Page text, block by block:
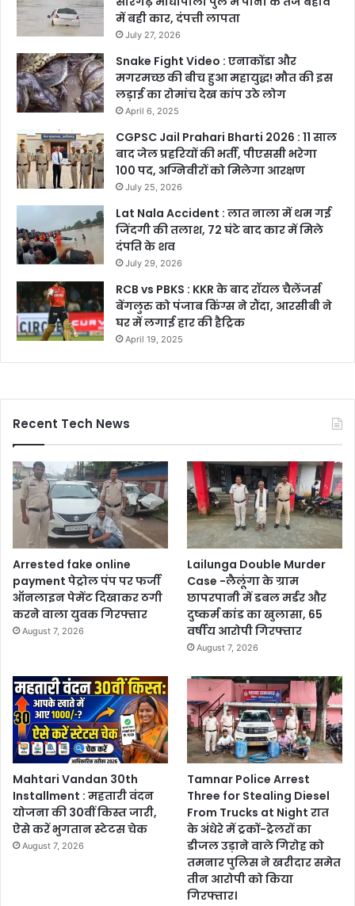
में बही कार, दंपत्ती लापता
July 27, 2026
Snake Fight Video : एनाकोंडा और
मगरमच्छ की बीच हुआ महायुद्ध! मौत की इस
लड़ाई का रोमांच देख कांप उठे लोग
April 6, 2025
CGPSC Jail Prahari Bharti 2026 : 11 साल
बाद जेल प्रहरियों की भर्ती, पीएससी भरेगा
100 पद, अग्निवीरों को मिलेगा आरक्षण
July 25, 2026
Lat Nala Accident : लात नाला में थम गई
जिंदगी की तलाश, 72 घंटे बाद कार में मिले
दंपति के शव
July 29, 2026
RCB vs PBKS : KKR के बाद रॉयल चैलेंजर्स
बेंगलुरु को पंजाब किंग्स ने रौंदा, आरसीबी ने
घर में लगाई हार की हैट्रिक
April 19, 2025
Recent Tech News
Arrested fake online
payment पेट्रोल पंप पर फर्जी
ऑनलाइन पेमेंट दिखाकर ठगी
करने वाला युवक गिरफ्तार
August 7, 2026
Lailunga Double Murder
Case -लैलूंगा के ग्राम
छापरपानी में डबल मर्डर और
दुष्कर्म कांड का खुलासा, 65
वर्षीय आरोपी गिरफ्तार
August 7, 2026
Mahtari Vandan 30th
Installment : महतारी वंदन
योजना की 30वीं किस्त जारी,
ऐसे करें भुगतान स्टेटस चेक
August 7, 2026
Tamnar Police Arrest
Three for Stealing Diesel
From Trucks at Night रात
के अंधेरे में ट्रकों-ट्रेलरों का
डीजल उड़ाने वाले गिरोह को
तमनार पुलिस ने खरीदार समेत
तीन आरोपी को किया
गिरफ्तार।